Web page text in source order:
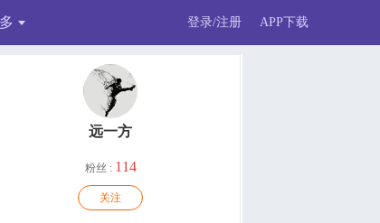
登录/注册 APP下载
远一方
粉丝 : 114
关注